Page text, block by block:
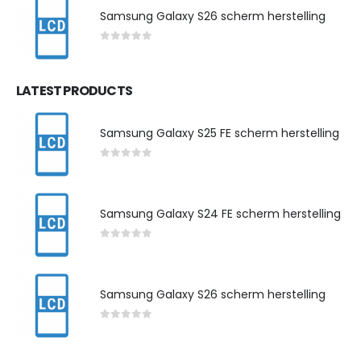
Samsung Galaxy S26 scherm herstelling
LATEST PRODUCTS
Samsung Galaxy S25 FE scherm herstelling
Samsung Galaxy S24 FE scherm herstelling
Samsung Galaxy S26 scherm herstelling